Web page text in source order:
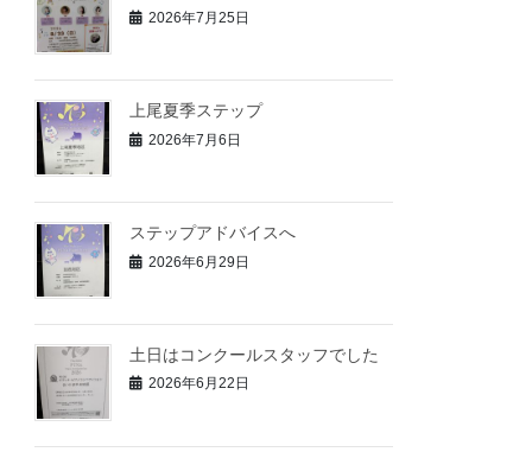
2026年7月25日
上尾夏季ステップ
2026年7月6日
ステップアドバイスへ
2026年6月29日
土日はコンクールスタッフでした
2026年6月22日